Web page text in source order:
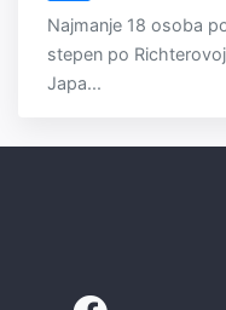
Najmanje 18 osoba
stepen po
Japa...